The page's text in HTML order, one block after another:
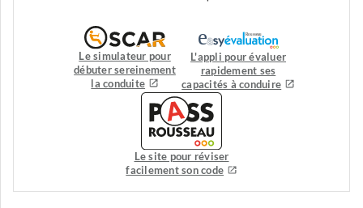
Le simulateur pour
débuter sereinement
la conduite
L'appli pour évaluer
rapidement ses
capacités à conduire
Le site pour réviser
facilement son code